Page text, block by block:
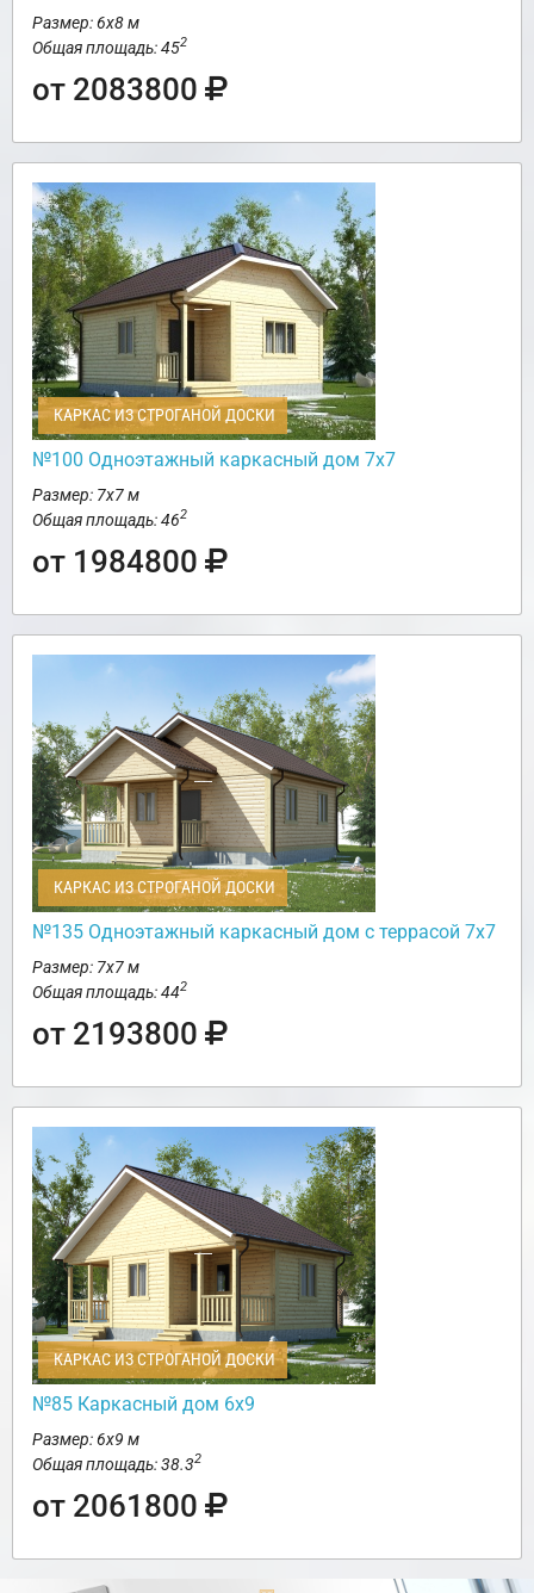
Размер: 6х8 м
Общая площадь: 452
от 2083800
КАРКАС ИЗ СТРОГАНОЙ ДОСКИ
№100 Одноэтажный каркасный дом 7х7
Размер: 7х7 м
Общая площадь: 462
от 1984800
КАРКАС ИЗ СТРОГАНОЙ ДОСКИ
№135 Одноэтажный каркасный дом с террасой 7х7
Размер: 7х7 м
Общая площадь: 442
от 2193800
КАРКАС ИЗ СТРОГАНОЙ ДОСКИ
№85 Каркасный дом 6х9
Размер: 6х9 м
Общая площадь: 38.32
от 2061800